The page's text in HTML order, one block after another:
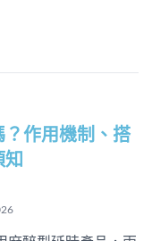
作用機制、搭
知